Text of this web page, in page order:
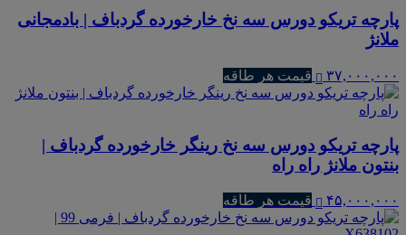
پارچه تریکو دورس سه نخ خارخورده گردباف | بادمجانی
ملانژ
۳۷,۰۰۰,۰۰۰ قیمت هر طاقه
پارچه تریکو دورس سه نخ رینگر خارخورده گردباف |
بنتون ملانژ راه راه
۴۵,۰۰۰,۰۰۰ قیمت هر طاقه